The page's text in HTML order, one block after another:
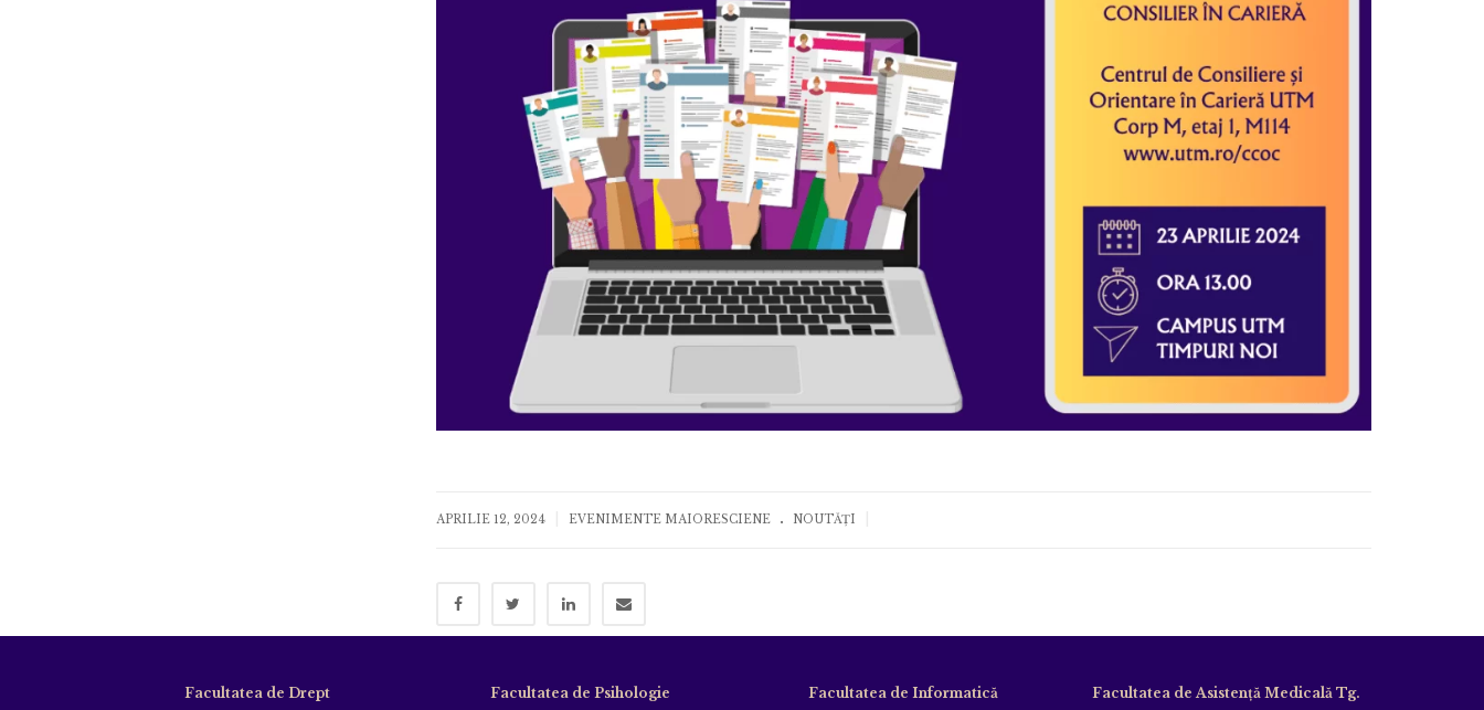
APRILIE 12, 2024 EVENIMENTE MAIORESCIENE . NOUTĂȚI
Facultatea de Drept Facultatea de Psihologie Facultatea de Informatică
Facultatea de Asistență Medicală Tg.